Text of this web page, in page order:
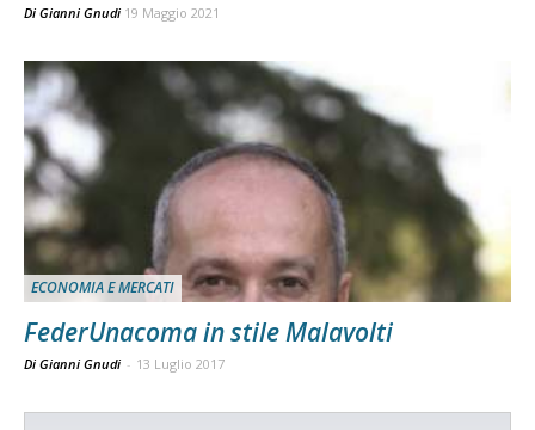
Di Gianni Gnudi 19 Maggio 2021
ECONOMIA E MERCATI
FederUnacoma in stile Malavolti
Di Gianni Gnudi - 13 Luglio 2017